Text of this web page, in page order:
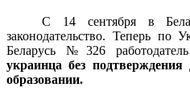
С 14 сентября в
законодательство. Теперь по
Беларусь №326
украинца без
образовании.